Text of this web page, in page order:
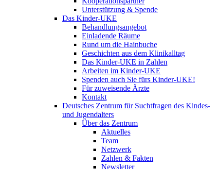
Unterstützung & Spende
Das Kinder-UKE
Behandlungsangebot
Einladende Räume
Rund um die Hainbuche
Geschichten aus dem Klinikalltag
Das Kinder-UKE in Zahlen
Arbeiten im Kinder-UKE
Spenden auch Sie fürs Kinder-UKE!
Für zuweisende Ärzte
Kontakt
Deutsches Zentrum für Suchtfragen des Kindes-
und Jugendalters
Über das Zentrum
Aktuelles
Team
Netzwerk
Zahlen & Fakten
Newsletter